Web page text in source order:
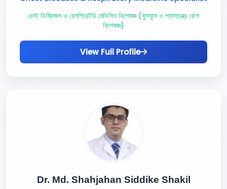
চেস্ট ডিজিজেস ও রেসপিরেটরি মেডিসিন বিশেষজ্ঞ (ফুসফুস ও শ্বাসতন্ত্র রোগ
বিশেষজ্ঞ)
View Full Profile
Dr. Md. Shahjahan Siddike Shakil